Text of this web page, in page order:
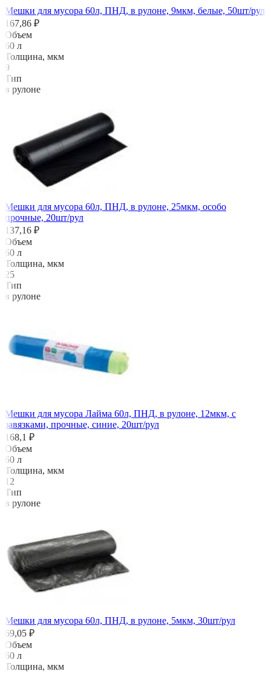
Мешки для мусора 60л, ПНД, в рулоне, 9мкм, белые, 50шт/рул
167,86 ₽
Объем
60 л
Толщина, мкм
9
Тип
в рулоне
Мешки для мусора 60л, ПНД, в рулоне, 25мкм, особо
прочные, 20шт/рул
137,16 ₽
Объем
60 л
Толщина, мкм
25
Тип
в рулоне
Мешки для мусора Лайма 60л, ПНД, в рулоне, 12мкм, с
завязками, прочные, синие, 20шт/рул
168,1 ₽
Объем
60 л
Толщина, мкм
12
Тип
в рулоне
Мешки для мусора 60л, ПНД, в рулоне, 5мкм, 30шт/рул
69,05 ₽
Объем
60 л
Толщина, мкм